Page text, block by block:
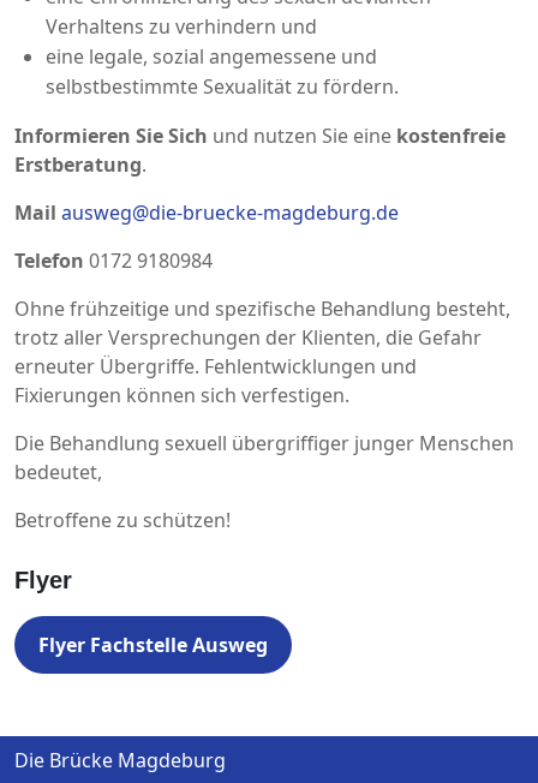
Verhaltens zu verhindern und
eine legale, sozial angemessene und
selbstbestimmte Sexualität zu fördern.
Informieren Sie Sich und nutzen Sie eine kostenfreie
Erstberatung.
Mail ausweg@die-bruecke-magdeburg.de
Telefon 0172 9180984
Ohne frühzeitige und spezifische Behandlung besteht,
trotz aller Versprechungen der Klienten, die Gefahr
erneuter Übergriffe. Fehlentwicklungen und
Fixierungen können sich verfestigen.
Die Behandlung sexuell übergriffiger junger Menschen
bedeutet,
Betroffene zu schützen!
Flyer
Flyer Fachstelle Ausweg
Die Brücke Magdeburg